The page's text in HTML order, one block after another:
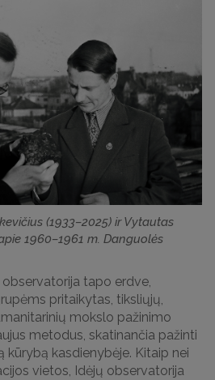
(1933–2025) ir Vytautas
1960–1961 m. Danguolės
tapo erdve,
pritaikytas, tiksliųjų,
mokslo pažinimo
metodus, skatinančia pažinti
kūrybą kasdienybėje. Kitaip nei
vietos, Idėjų observatorija